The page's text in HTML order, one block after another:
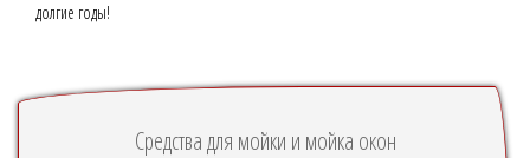
долгие годы!
Средства для мойки и мойка окон